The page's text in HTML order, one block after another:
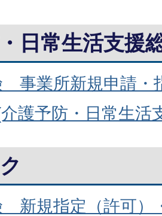
日常生活支援
事業所新規申請・
護予防・日常生活
新規指定（許可）